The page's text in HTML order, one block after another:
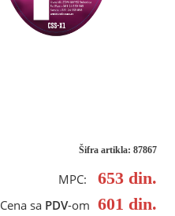
Šifra artikla: 87867
MPC: 653 din.
Cena sa PDV-om 601 din.